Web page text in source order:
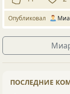
Опубликовал
ПОСЛЕДНИЕ